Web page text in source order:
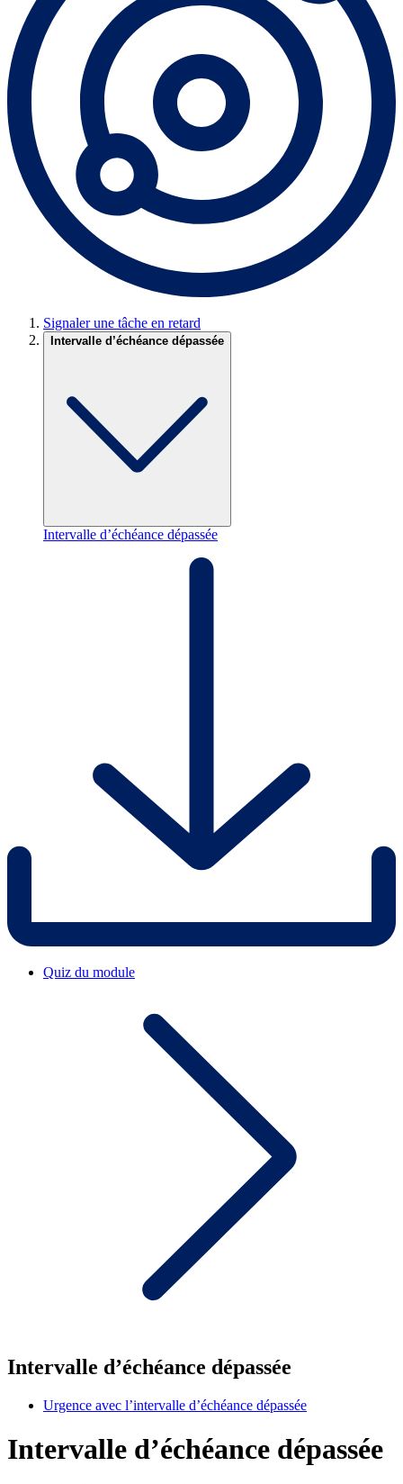
Signaler une tâche en retard
Intervalle d’échéance dépassée
Intervalle d’échéance dépassée
Quiz du module
Intervalle d’échéance dépassée
Urgence avec l’intervalle d’échéance dépassée
Intervalle d’échéance dépassée